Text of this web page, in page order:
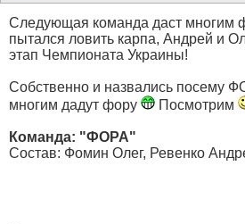
Следующая команда даст многим
пытался ловить карпа, Андрей и
этап Чемпионата Украины!
Собственно и назвались посему
многим дадут фору
Посмотрим
Команда: "ФОРА"
Состав: Фомин Олег, Ревенко